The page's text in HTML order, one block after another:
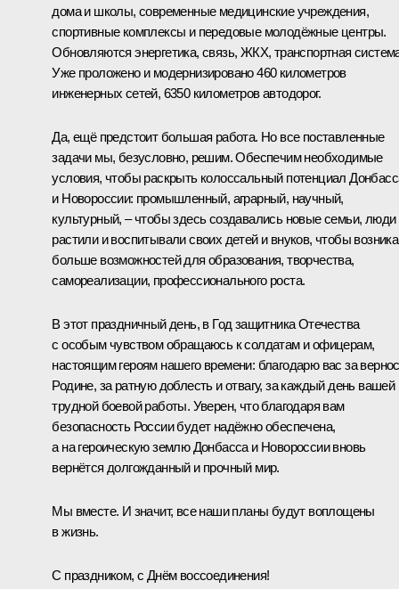
дома и школы, современные медицинские учреждения,
спортивные комплексы и передовые молодёжные центры.
Обновляются энергетика, связь, ЖКХ, транспортная
Уже проложено и модернизировано 460 километров
инженерных сетей, 6350 километров автодорог.
Да, ещё предстоит большая работа. Но все поставленные
задачи мы, безусловно, решим. Обеспечим необходимые
условия, чтобы раскрыть колоссальный потенциал
и Новороссии: промышленный, аграрный, научный,
культурный, – чтобы здесь создавались новые семьи, люди
растили и воспитывали своих детей и внуков, чтобы
больше возможностей для образования, творчества,
самореализации, профессионального роста.
В этот праздничный день, в Год защитника Отечества
с особым чувством обращаюсь к солдатам и офицерам,
настоящим героям нашего времени: благодарю вас за
Родине, за ратную доблесть и отвагу, за каждый день вашей
трудной боевой работы. Уверен, что благодаря вам
безопасность России будет надёжно обеспечена,
а на героическую землю Донбасса и Новороссии вновь
вернётся долгожданный и прочный мир.
Мы вместе. И значит, все наши планы будут воплощены
в жизнь.
С праздником, с Днём воссоединения!